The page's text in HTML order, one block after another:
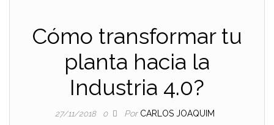
Cómo transformar tu
planta hacia la
Industria 4.0?
27/11/2018 0 Por CARLOS JOAQUIM